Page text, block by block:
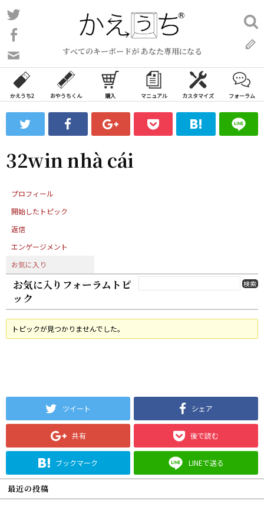
コ
ン
ン
ツ
ス
ッ
プ
すべてのキーボードが あなた専用になる
い
合
わ
フ
ォ
ム
検
索:
かえうち2 おやうちくん 購入 マニュアル カスタマイズ フォーラム
32win nhà cái
プロフィール
開始したトピック
返信
エンゲージメント
お気に入り
お気に入りフォーラムトピ
ック
トピックが見つかりませんでした。
ツイート シェア
共有 後で読む
ブックマーク LINEで送る
最近の投稿